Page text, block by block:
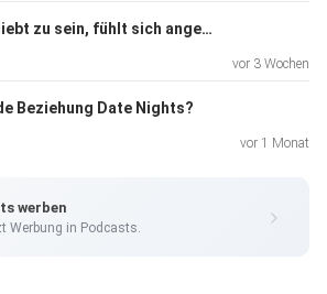
„Fremdverliebt zu sein, fühlt sich angenehm an nach all den Jahren der Abstinenz“
vor 3 Wochen
Beziehung Date Nights?
vor 1 Monat
werben
Werbung in Podcasts.